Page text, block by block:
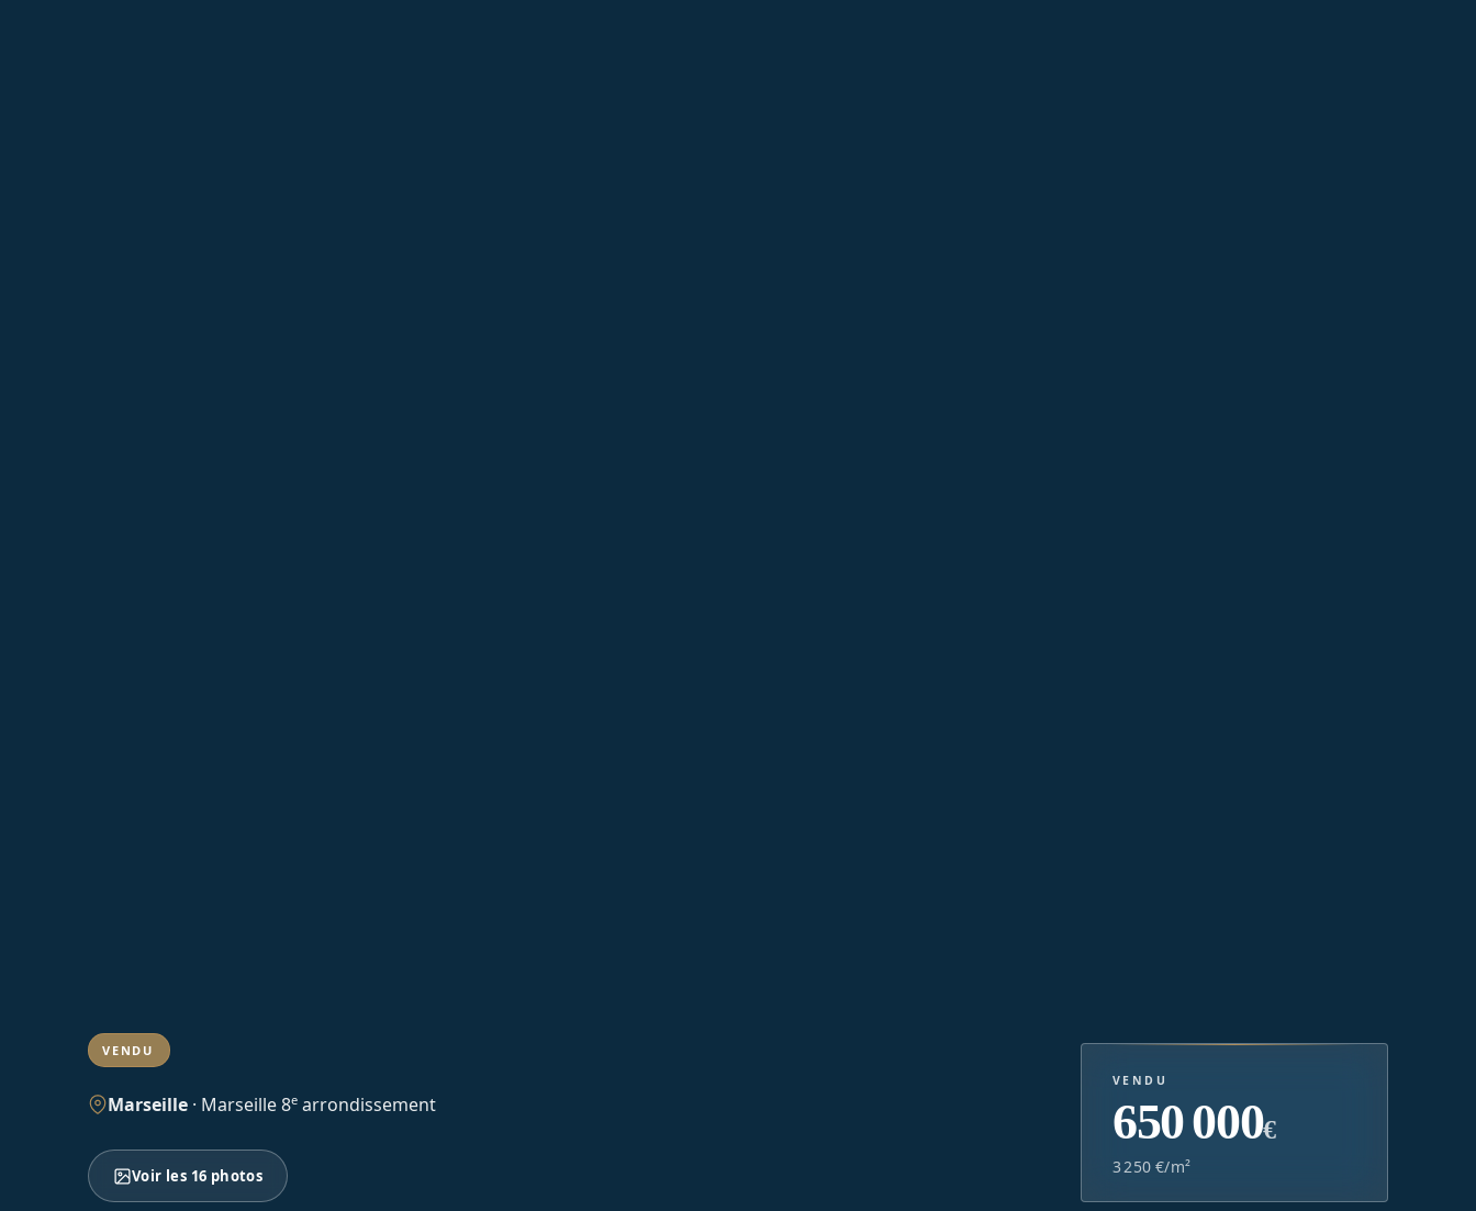
VENDU
Marseille · Marseille 8e arrondissement
Voir les 16 photos
VENDU
650 000€
3 250 €/m²